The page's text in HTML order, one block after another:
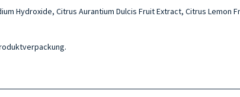
Hydroxide, Citrus Aurantium Dulcis Fruit Extract, Citrus Lemon